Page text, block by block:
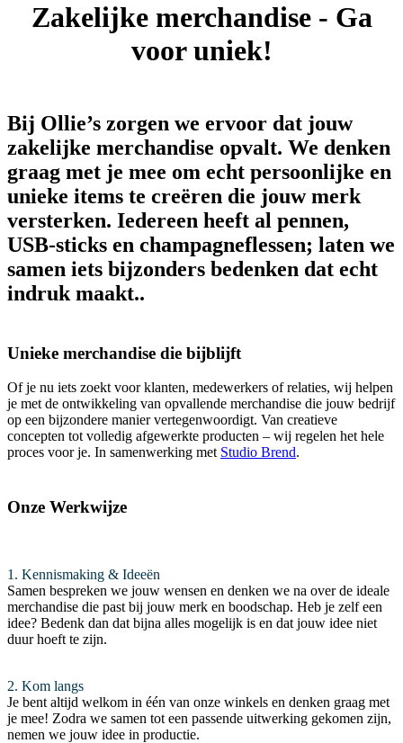
Zakelijke merchandise - Ga
voor uniek!
Bij Ollie’s zorgen we ervoor dat jouw
zakelijke merchandise opvalt. We denken
graag met je mee om echt persoonlijke en
unieke items te creëren die jouw merk
versterken. Iedereen heeft al pennen,
USB-sticks en champagneflessen; laten we
samen iets bijzonders bedenken dat echt
indruk maakt..
Unieke merchandise die bijblijft
Of je nu iets zoekt voor klanten, medewerkers of relaties, wij helpen
je met de ontwikkeling van opvallende merchandise die jouw bedrijf
op een bijzondere manier vertegenwoordigt. Van creatieve
concepten tot volledig afgewerkte producten – wij regelen het hele
proces voor je. In samenwerking met Studio Brend.
Onze Werkwijze
1. Kennismaking & Ideeën
Samen bespreken we jouw wensen en denken we na over de ideale
merchandise die past bij jouw merk en boodschap. Heb je zelf een
idee? Bedenk dan dat bijna alles mogelijk is en dat jouw idee niet
duur hoeft te zijn.
2. Kom langs
Je bent altijd welkom in één van onze winkels en denken graag met
je mee! Zodra we samen tot een passende uitwerking gekomen zijn,
nemen we jouw idee in productie.